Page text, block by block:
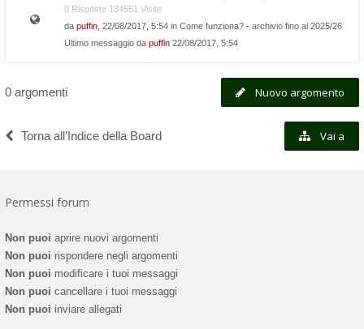
0 Risposte 134551 Visite
da puffin , 22/08/2017, 5:54 in Come funziona? - archivio fino al 2025/26
Ultimo messaggio da puffin 22/08/2017, 5:54
Nuovo argomento
0 argomenti
Torna all’Indice della Board Vai a
Permessi forum
Non puoi aprire nuovi argomenti
Non puoi rispondere negli argomenti
Non puoi modificare i tuoi messaggi
Non puoi cancellare i tuoi messaggi
Non puoi inviare allegati